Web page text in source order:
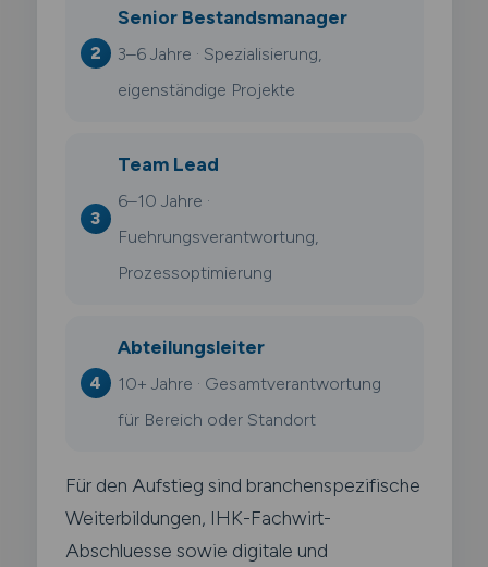
Senior Bestandsmanager
3–6 Jahre · Spezialisierung,
eigenständige Projekte
Team Lead
6–10 Jahre ·
Fuehrungsverantwortung,
Prozessoptimierung
Abteilungsleiter
10+ Jahre · Gesamtverantwortung
für Bereich oder Standort
Für den Aufstieg sind branchenspezifische
Weiterbildungen, IHK-Fachwirt-
Abschluesse sowie digitale und